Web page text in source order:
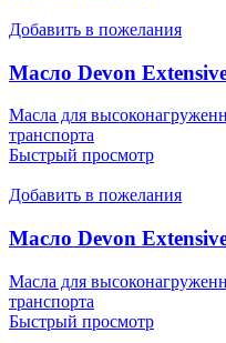
Добавить в пожелания
Масло Devon
Масла для
транспорта
Быстрый просмотр
Добавить в пожелания
Масло Devon
Масла для
транспорта
Быстрый просмотр